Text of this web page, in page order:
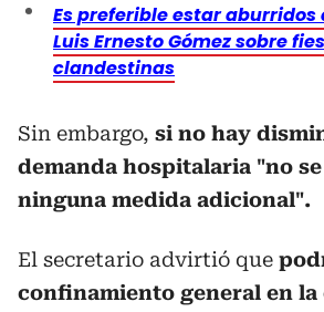
Es preferible estar
Luis Ernesto Gómez sobre
clandestinas
Sin embargo, si no hay
demanda hospitalaria "no
ninguna medida adicional".
El secretario advirtió que
confinamiento general en la